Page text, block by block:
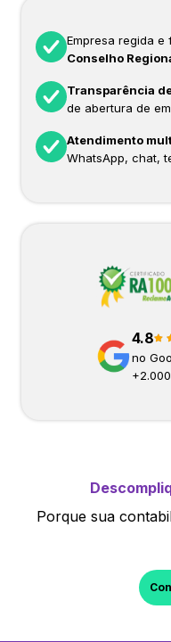
Empresa regida e
Conselho
Transparência
de abertura de
Atendimento
WhatsApp, chat,
4.8
no
+2.000
Porque sua